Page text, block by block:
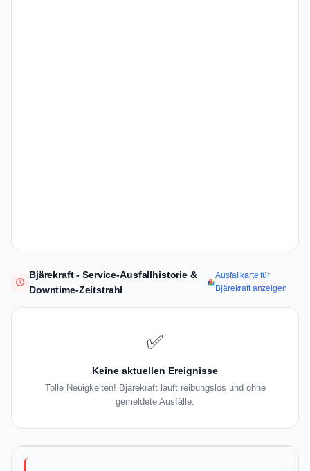
Bjärekraft - Service-Ausfallhistorie &
Downtime-Zeitstrahl
Ausfallkarte für
Bjärekraft anzeigen
✅
Keine aktuellen Ereignisse
Tolle Neuigkeiten! Bjärekraft läuft reibungslos und ohne
gemeldete Ausfälle.